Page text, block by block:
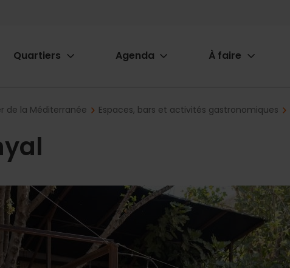
Quartiers Agenda À faire
de la Méditerranée Espaces, bars et activités gastronomiques